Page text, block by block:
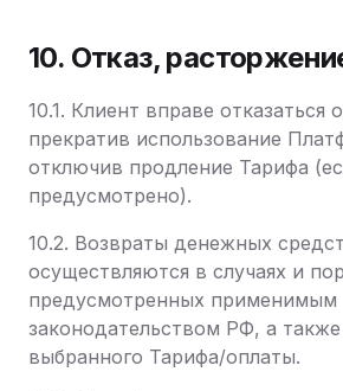
10. Отказ,
10.1. Клиент вправе отказаться
прекратив использование
отключив продление Тарифа
предусмотрено).
10.2. Возвраты денежных
осуществляются в случаях и
предусмотренных применимым
законодательством РФ, а
выбранного Тарифа/оплаты.